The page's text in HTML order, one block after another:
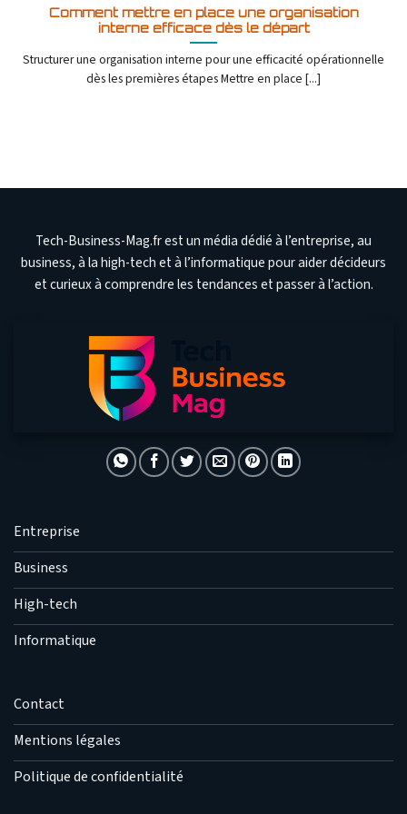
Comment mettre en place une organisation
interne efficace dès le départ
Structurer une organisation interne pour une efficacité opérationnelle
dès les premières étapes Mettre en place [...]
Tech-Business-Mag.fr est un média dédié à l’entreprise, au
business, à la high-tech et à l’informatique pour aider décideurs
et curieux à comprendre les tendances et passer à l’action.
Entreprise
Business
High-tech
Informatique
Contact
Mentions légales
Politique de confidentialité